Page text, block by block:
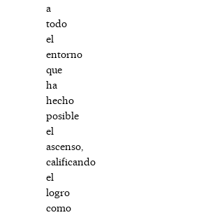
a
todo
el
entorno
que
ha
hecho
posible
el
ascenso,
calificando
el
logro
como